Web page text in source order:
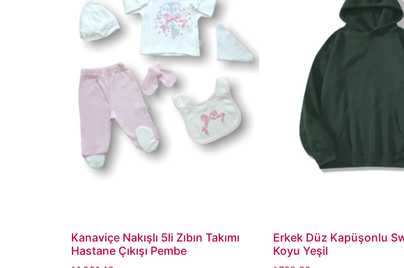
Kanaviçe Nakışlı 5li Zıbın Takımı
Hastane Çıkışı Pembe
Erkek Düz Kapüşonlu
Koyu Yeşil